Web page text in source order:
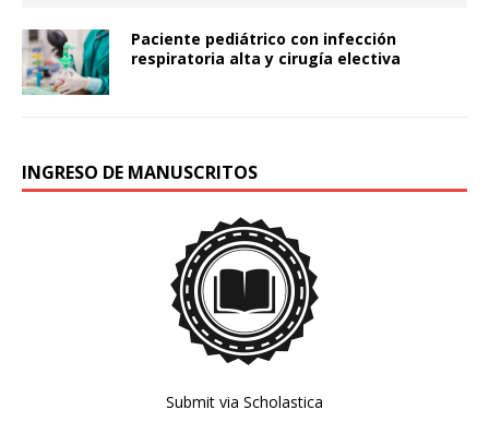
Paciente pediátrico con infección
respiratoria alta y cirugía electiva
INGRESO DE MANUSCRITOS
Submit via Scholastica